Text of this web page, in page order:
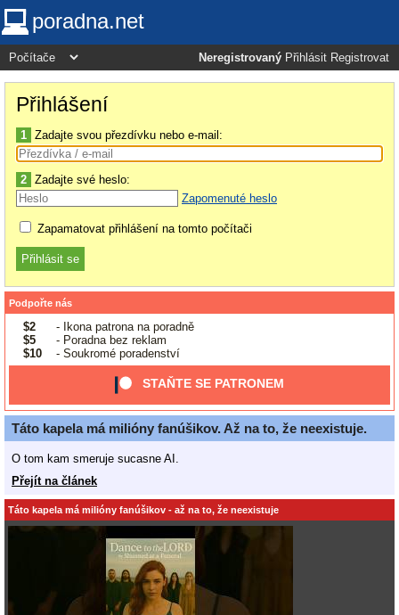
poradna.net
Neregistrovaný Přihlásit Registrovat
Přihlášení
1 Zadajte svou přezdívku nebo e-mail:
2 Zadajte své heslo:
Zapomenuté heslo
Zapamatovat přihlášení na tomto počítači
Podpořte nás
$2
- Ikona patrona na poradně
$5
- Poradna bez reklam
$10
- Soukromé poradenství
STAŇTE SE PATRONEM
Táto kapela má milióny fanúšikov. Až na to, že neexistuje.
O tom kam smeruje sucasne AI.
Přejít na článek
Táto kapela má milióny fanúšikov - až na to, že neexistuje